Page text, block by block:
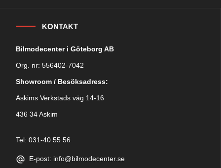
KONTAKT
Bilmodecenter i Göteborg AB
Org. nr: 556402-7042
Showroom / Besöksadress:
Askims Verkstads väg 14-16
436 34 Askim
Tel: 031-40 55 56
E-post: info@bilmodecenter.se